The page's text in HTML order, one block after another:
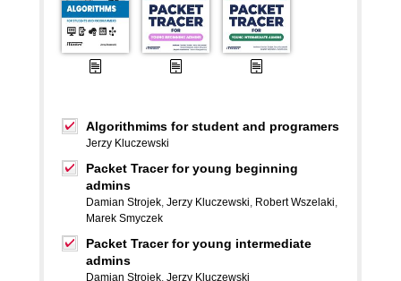
Algorithmims for student and programers
Jerzy Kluczewski
Packet Tracer for young beginning
admins
Damian Strojek, Jerzy Kluczewski, Robert Wszelaki,
Marek Smyczek
Packet Tracer for young intermediate
admins
Damian Strojek, Jerzy Kluczewski